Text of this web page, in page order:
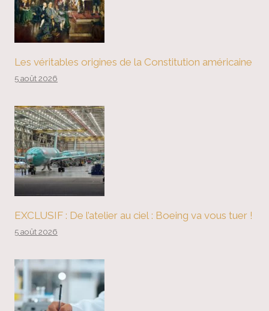
Les véritables origines de la Constitution américaine
5 août 2026
EXCLUSIF : De l’atelier au ciel : Boeing va vous tuer !
5 août 2026